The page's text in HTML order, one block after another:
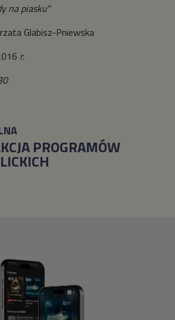
na piasku"
Glabisz-Pniewska
r.
PROGRAMÓW